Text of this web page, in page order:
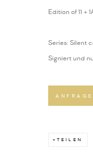
Edition of 11 +
Series: Silent
Signiert und
TEILEN